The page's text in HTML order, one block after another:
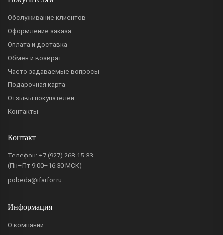
Обслуживание клиентов
Оформление заказа
Оплата и доставка
Обмен и возврат
Часто задаваемые вопросы
Подарочная карта
Отзывы покупателей
Контакты
Контакт
Телефон: +7 (927) 268-15-33
(Пн–Пт 9:00–16:30 МСК)
pobeda@ifarfor.ru
Информация
О компании